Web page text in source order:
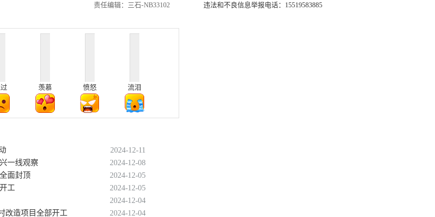
责任编辑：三石-NB33102
羡慕 愤怒 流泪
2024-12-11
一线观察
2024-12-08
面封顶
2024-12-05
工
2024-12-05
2024-12-04
改造项目全部开工
2024-12-04
违法和不良信息举报电话：15519583885